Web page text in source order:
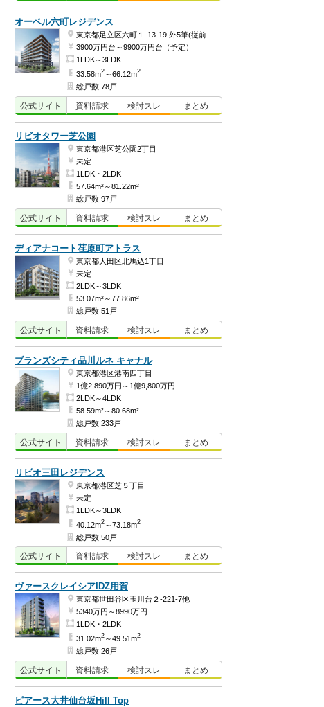
オーベル六町レジデンス
東京都足立区六町１-13-19 外5筆(従前地番)ほか
3900万円台～9900万円台（予定）
1LDK～3LDK
33.58m2 ～66.12m2
総戸数 78戸
公式サイト 資料請求 検討スレ まとめ
リビオタワー芝公園
東京都港区芝公園2丁目
未定
1LDK・2LDK
57.64m²～81.22m²
総戸数 97戸
公式サイト 資料請求 検討スレ まとめ
ディアナコート荏原町アトラス
東京都大田区北馬込1丁目
未定
2LDK～3LDK
53.07m²～77.86m²
総戸数 51戸
公式サイト 資料請求 検討スレ まとめ
ブランズシティ品川ルネ キャナル
東京都港区港南四丁目
1億2,890万円～1億9,800万円
2LDK～4LDK
58.59m²～80.68m²
総戸数 233戸
公式サイト 資料請求 検討スレ まとめ
リビオ三田レジデンス
東京都港区芝５丁目
未定
1LDK～3LDK
40.12m2 ～73.18m2
総戸数 50戸
公式サイト 資料請求 検討スレ まとめ
ヴァースクレイシアIDZ用賀
東京都世田谷区玉川台２-221-7他
5340万円～8990万円
1LDK・2LDK
31.02m2 ～49.51m2
総戸数 26戸
公式サイト 資料請求 検討スレ まとめ
ピアース大井仙台坂Hill Top